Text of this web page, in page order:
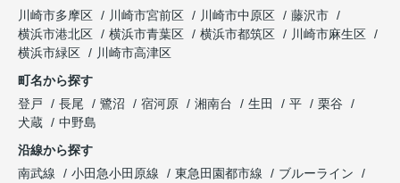
川崎市多摩区
川崎市宮前区 川崎市中原区
藤沢市
横浜市港北区
横浜市青葉区 横浜市都筑区
川崎市麻生区
横浜市緑区
川崎市高津区
町名から探す
登戸
長尾 鷺沼 宿河原 湘南台 生田 平
栗谷
犬蔵
中野島
沿線から探す
南武線
小田急小田原線 東急田園都市線
ブルーライン